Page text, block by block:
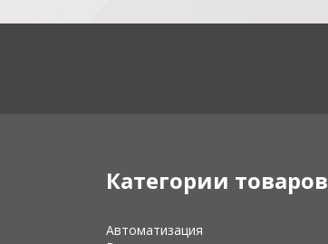
Категории товаров
Автоматизация